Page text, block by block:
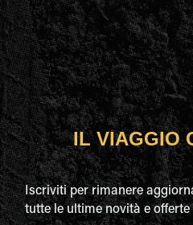
IL VIAGGIO
Iscriviti per rimanere
tutte le ultime novità e